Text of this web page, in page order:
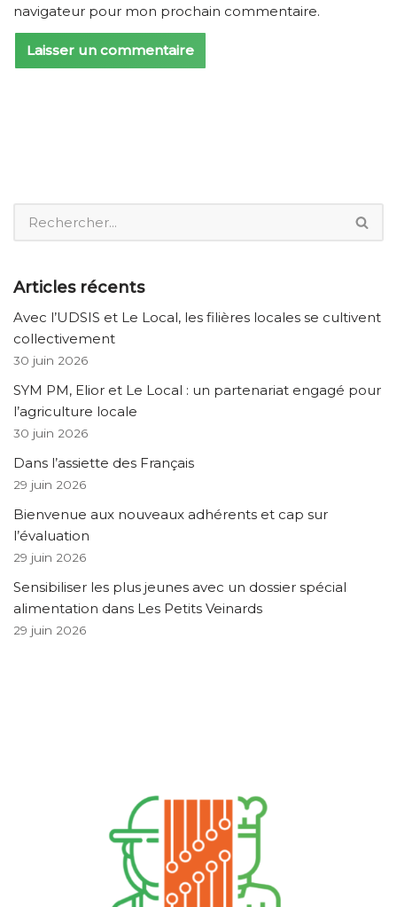
navigateur pour mon prochain commentaire.
Articles récents
Avec l’UDSIS et Le Local, les filières locales se cultivent
collectivement
30 juin 2026
SYM PM, Elior et Le Local : un partenariat engagé pour
l’agriculture locale
30 juin 2026
Dans l’assiette des Français
29 juin 2026
Bienvenue aux nouveaux adhérents et cap sur
l’évaluation
29 juin 2026
Sensibiliser les plus jeunes avec un dossier spécial
alimentation dans Les Petits Veinards
29 juin 2026